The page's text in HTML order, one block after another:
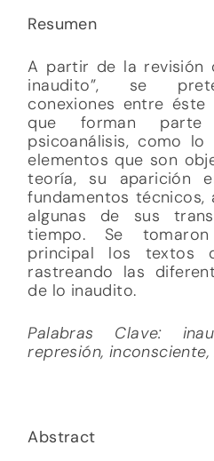
Resumen
A partir de la revisión
inaudito”, se
conexiones entre
que forman parte
psicoanálisis, como
elementos que son
teoría, su aparición
fundamentos técnicos,
algunas de sus
tiempo. Se
principal los textos
rastreando las
de lo inaudito.
Palabras Clave:
represión,
Abstract